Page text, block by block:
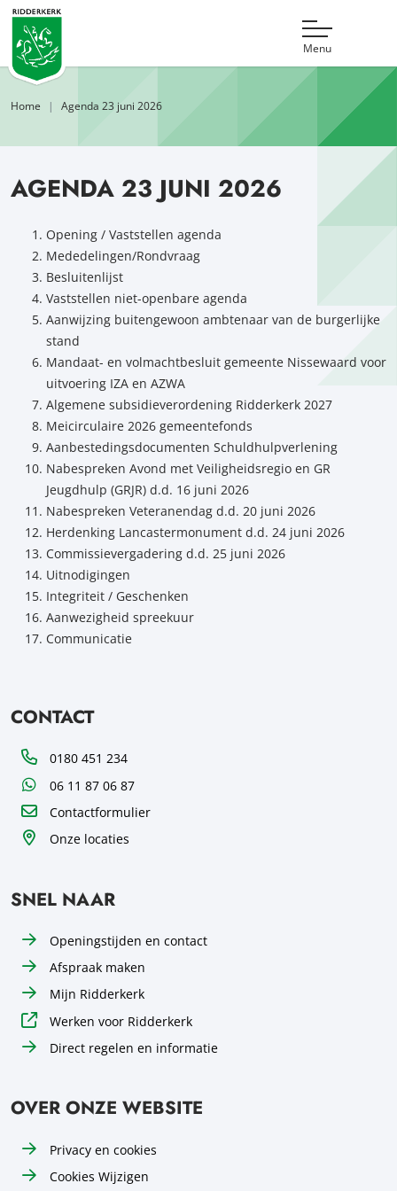
Menu
Home Agenda 23 juni 2026
AGENDA 23 JUNI 2026
Opening / Vaststellen agenda
Mededelingen/Rondvraag
Besluitenlijst
Vaststellen niet-openbare agenda
Aanwijzing buitengewoon ambtenaar van de burgerlijke
stand
Mandaat- en volmachtbesluit gemeente Nissewaard voor
uitvoering IZA en AZWA
Algemene subsidieverordening Ridderkerk 2027
Meicirculaire 2026 gemeentefonds
Aanbestedingsdocumenten Schuldhulpverlening
Nabespreken Avond met Veiligheidsregio en GR
Jeugdhulp (GRJR) d.d. 16 juni 2026
Nabespreken Veteranendag d.d. 20 juni 2026
Herdenking Lancastermonument d.d. 24 juni 2026
Commissievergadering d.d. 25 juni 2026
Uitnodigingen
Integriteit / Geschenken
Aanwezigheid spreekuur
Communicatie
CONTACT
Telefoon0180 451 234
WhatsApp06 11 87 06 87
Contactformulier
Onze locaties
SNEL NAAR
Openingstijden en contact
Afspraak maken
Mijn Ridderkerk
Werken voor Ridderkerk
Direct regelen en informatie
OVER ONZE WEBSITE
Privacy en cookies
Cookies Wijzigen